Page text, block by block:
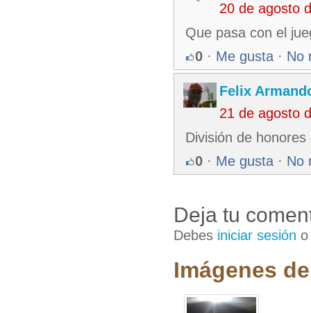
20 de agosto
Que pasa con el
0 · Me gusta · No
Felix
21 de agosto
División de
0 · Me gusta · No
Deja tu
Debes iniciar sesión
Imágenes